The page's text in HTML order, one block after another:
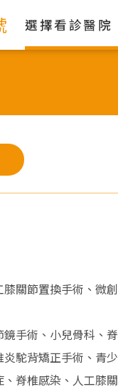
選擇看診醫院
關節置換手術、
手術、小兒骨科、
駝背矯正手術、
脊椎感染、人工膝